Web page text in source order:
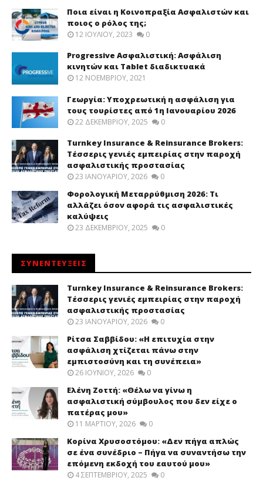
Ποια είναι η Κοινοπραξία Ασφαλιστών και
ποιος ο ρόλος της;
12 ΙΟΥΛΊΟΥ, 2023 0
Progressive Ασφαλιστική: Ασφάλιση
κινητών και Tablet διαδικτυακά
12 ΝΟΕΜΒΡΊΟΥ, 2021
Γεωργία: Υποχρεωτική η ασφάλιση για
τους τουρίστες από 1η Ιανουαρίου 2026
22 ΔΕΚΕΜΒΡΊΟΥ, 2025 0
Turnkey Insurance & Reinsurance Brokers:
Τέσσερις γενιές εμπειρίας στην παροχή
ασφαλιστικής προστασίας
23 ΙΑΝΟΥΑΡΊΟΥ, 2026 0
Φορολογική Μεταρρύθμιση 2026: Τι
αλλάζει όσον αφορά τις ασφαλιστικές
καλύψεις
23 ΔΕΚΕΜΒΡΊΟΥ, 2025 0
ΣΥΝΕΝΤΕΥΞΕΙΣ
Turnkey Insurance & Reinsurance Brokers:
Τέσσερις γενιές εμπειρίας στην παροχή
ασφαλιστικής προστασίας
23 ΙΑΝΟΥΑΡΊΟΥ, 2026 0
Ρίτσα Σαββίδου: «Η επιτυχία στην
ασφάλιση χτίζεται πάνω στην
εμπιστοσύνη και τη συνέπεια»
26 ΙΟΥΝΊΟΥ, 2026 0
Ελένη Ζοττή: «Θέλω να γίνω η
ασφαλιστική σύμβουλος που δεν είχε ο
πατέρας μου»
11 ΜΑΡΤΊΟΥ, 2026 0
Κορίνα Χρυσοστόμου: «Δεν πήγα απλώς
σε ένα συνέδριο – Πήγα να συναντήσω την
επόμενη εκδοχή του εαυτού μου»
4 ΣΕΠΤΕΜΒΡΊΟΥ, 2025 0